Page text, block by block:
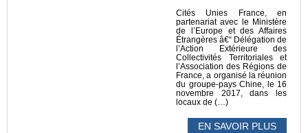
Cités Unies France, en
partenariat avec le Ministère
de l’Europe et des Affaires
Étrangères â€“ Délégation de
l’Action Extérieure des
Collectivités Territoriales et
l’Association des Régions de
France, a organisé la réunion
du groupe-pays Chine, le 16
novembre 2017, dans les
locaux de (…)
EN SAVOIR PLUS